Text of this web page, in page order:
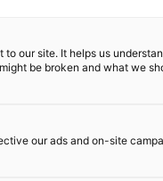
tahansa raaka-
reseptiksi
voidaan julkaista
ja some-
kanavissa.
our site. It helps us
be broken and what we
our ads and on-site